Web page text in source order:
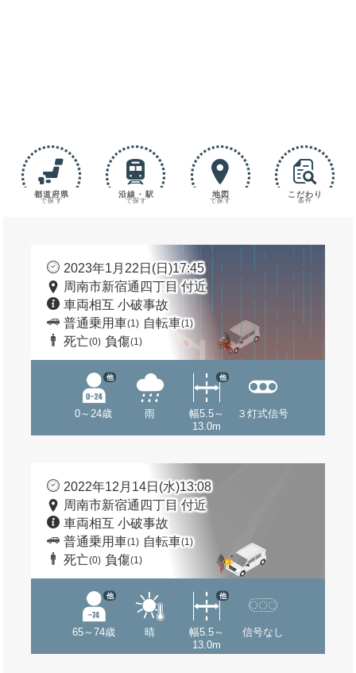
都道府県
で探す
沿線・駅
で探す
地図
で探す
こだわり
条件
2023年1月22日(日)17:45
周南市新宿通四丁目 付近
車両相互 小破事故
普通乗用車(1) 自転車(1)
死亡(0) 負傷(1)
0～24歳
他
雨
幅5.5～
13.0m
他
３灯式信号
2022年12月14日(水)13:08
周南市新宿通四丁目 付近
車両相互 小破事故
普通乗用車(1) 自転車(1)
死亡(0) 負傷(1)
65～74歳
他
晴
幅5.5～
13.0m
他
信号なし